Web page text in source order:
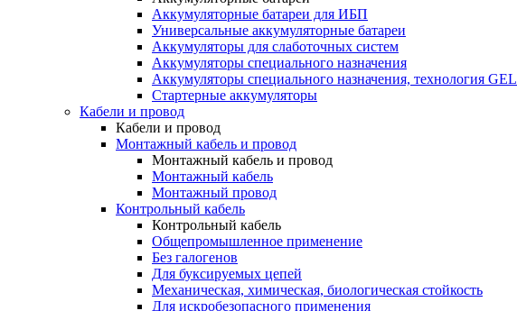
Аккумуляторные батареи для ИБП
Универсальные аккумуляторные батареи
Аккумуляторы для слаботочных систем
Аккумуляторы специального назначения
Аккумуляторы специального назначения, технология GEL
Стартерные аккумуляторы
Кабели и провод
Кабели и провод
Монтажный кабель и провод
Монтажный кабель и провод
Монтажный кабель
Монтажный провод
Контрольный кабель
Контрольный кабель
Общепромышленное применение
Без галогенов
Для буксируемых цепей
Механическая, химическая, биологическая стойкость
Для искробезопасного применения